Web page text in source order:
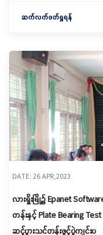
ဆက်လက်ဖတ်ရှုရန်
DATE: 26 APR,2023
လားရှိုးမြို့၌ Epanet
တန်းနှင့် Plate Bearing
ဆင့်ပွားသင်တန်းဖွင့်ပွဲကျင်းပ